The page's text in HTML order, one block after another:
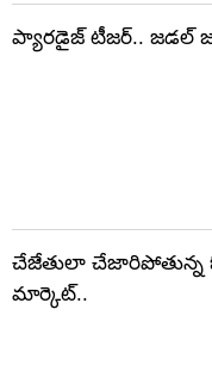
ప్యారడైజ్ టీజర్.. జడల్
చేజేతులా చేజారిపోతున్న
మార్కెట్..